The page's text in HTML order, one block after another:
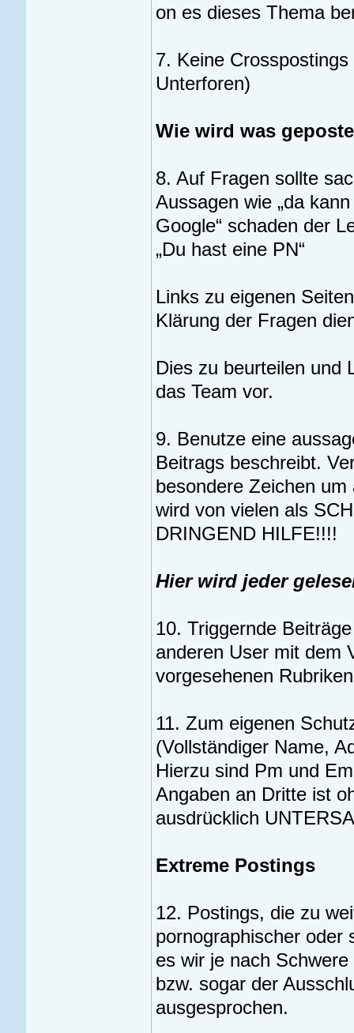
on es dieses Thema
7. Keine
Unterforen)
Wie wird was
8. Auf Fragen sollte
Aussagen wie „da
Google“ schaden der
„Du hast eine PN“
Links zu eigenen
Klärung der Fragen
Dies zu beurteilen und
das Team vor.
9. Benutze eine
Beitrags beschreibt.
besondere Zeichen
wird von vielen als
DRINGEND HILFE!!!!
Hier wird jeder
10. Triggernde
anderen User mit dem
vorgesehenen
11. Zum eigenen
(Vollständiger Name,
Hierzu sind Pm und
Angaben an Dritte ist
ausdrücklich
Extreme Postings
12. Postings, die zu
pornographischer oder
es wir je nach
bzw. sogar der
ausgesprochen.